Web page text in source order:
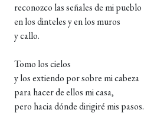
reconozco las señales de mi pueblo
en los dinteles y en los muros
y callo.
Tomo los cielos
y los extiendo por sobre mi cabeza
para hacer de ellos mi casa,
pero hacia dónde dirigiré mis pasos.